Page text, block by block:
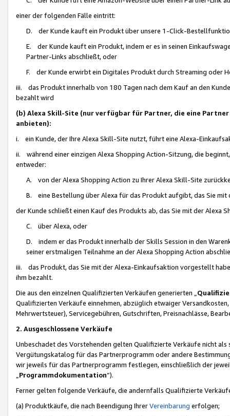
einer der folgenden Fälle eintritt:
D. der Kunde kauft ein Produkt über unsere 1-Click-
E. der Kunde kauft ein Produkt, indem er es in seinen
Partner-Links abschließt, oder
F. der Kunde erwirbt ein Digitales Produkt durch Streaming oder
iii. das Produkt innerhalb von 180 Tagen nach dem Kauf an den
bezahlt wird
(b) Alexa Skill-Site (nur verfügbar für Partner, die eine
anbieten):
i. ein Kunde, der Ihre Alexa Skill-Site nutzt, führt eine Alexa-
ii. während einer einzigen Alexa Shopping Action-Sitzung, die
entweder:
A. von der Alexa Shopping Action zu Ihrer Alexa Skill-Site
B. eine Bestellung über Alexa für das Produkt aufgibt, das Sie mit
der Kunde schließt einen Kauf des Produkts ab, das Sie mit der Alexa
C. über Alexa, oder
D. indem er das Produkt innerhalb der Skills Session in den
seiner erstmaligen Teilnahme an der Alexa Shopping Action
iii. das Produkt, das Sie mit der Alexa-Einkaufsaktion vorgestellt
ihm bezahlt.
Die aus den einzelnen Qualifizierten Verkäufen generierten „
Qualifizierten Verkäufe einnehmen, abzüglich etwaiger
Mehrwertsteuer), Servicegebühren, Gutschriften, Preisnachlässe,
2. Ausgeschlossene Verkäufe
Unbeschadet des Vorstehenden gelten Qualifizierte Verkäufe nicht
Vergütungskatalog für das Partnerprogramm oder andere
wir jeweils für das Partnerprogramm festlegen, einschließlich der
Programmdokumentation“).
Ferner gelten folgende Verkäufe, die andernfalls Qualifizierte
(a) Produktkäufe, die nach Beendigung IhrerVereinbarung erfolgen;